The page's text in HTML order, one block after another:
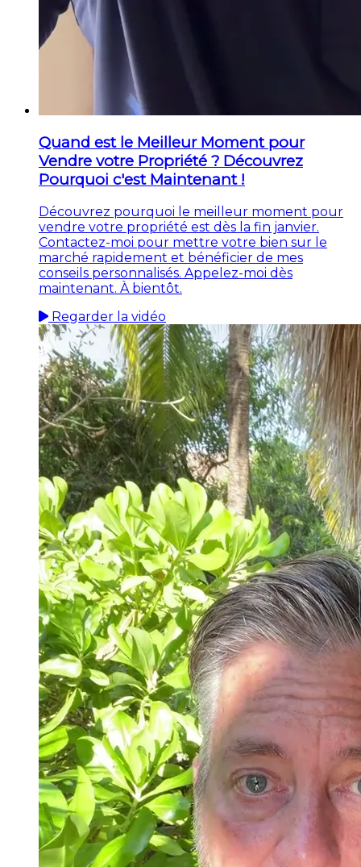
Quand est le Meilleur Moment pour
Vendre votre Propriété ? Découvrez
Pourquoi c'est Maintenant !
Découvrez pourquoi le meilleur moment pour
vendre votre propriété est dès la fin janvier.
Contactez-moi pour mettre votre bien sur le
marché rapidement et bénéficier de mes
conseils personnalisés. Appelez-moi dès
maintenant. À bientôt.
Regarder la vidéo